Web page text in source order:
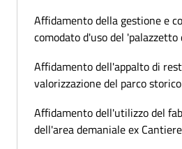
Affidamento della gestione e
comodato d'uso del
Affidamento dell'appalto di
valorizzazione del parco
Affidamento dell'utilizzo del
dell'area demaniale ex